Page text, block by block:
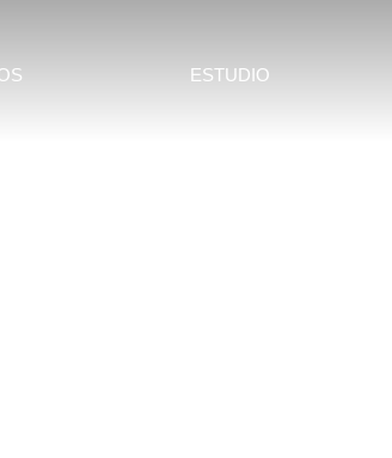
ESTUDIO